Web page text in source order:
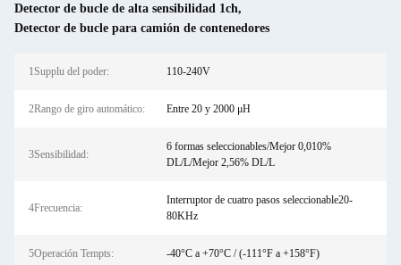
Detector de bucle de alta sensibilidad 1ch,
Detector de bucle para camión de contenedores
1Supplu del poder: 110-240V
2Rango de giro automático: Entre 20 y 2000 μH
3Sensibilidad:
6 formas seleccionables/Mejor 0,010%
DL/L/Mejor 2,56% DL/L
4Frecuencia:
Interruptor de cuatro pasos seleccionable20-
80KHz
5Operación Tempts: -40°C a +70°C / (-111°F a +158°F)